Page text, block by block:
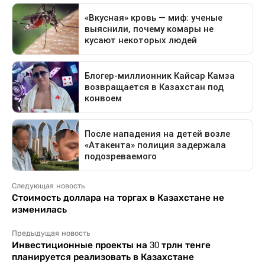
Следующая новость
Стоимость доллара на торгах в Казахстане не
изменилась
Предыдущая новость
Инвестиционные проекты на 30 трлн тенге
планируется реализовать в Казахстане